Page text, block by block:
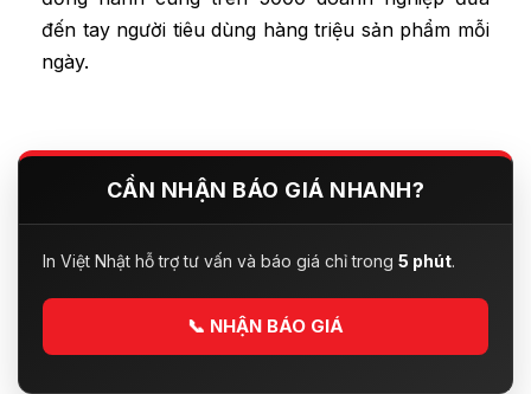
đến tay người tiêu dùng hàng triệu sản phẩm mỗi
ngày.
CẦN NHẬN BÁO GIÁ NHANH?
In Việt Nhật hỗ trợ tư vấn và báo giá chỉ trong 5 phút.
📞 NHẬN BÁO GIÁ